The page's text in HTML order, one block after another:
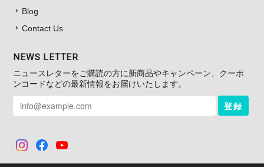
Blog
Contact Us
NEWS LETTER
ニュースレターをご購読の方に新商品やキャンペーン、クーポ
ンコードなどの最新情報をお届けいたします。
登録